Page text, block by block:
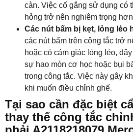
cản. Việc cố gắng sử dụng có
hỏng trở nên nghiêm trọng
Các nút bấm bị kẹt, lỏng lẻo
các nút bấm trên công tắc trở
hoặc có cảm giác lỏng lẻo,
sự hao mòn cơ học hoặc bụi
trong công tắc. Việc này gây
khi muốn điều chỉnh ghế.
Tại sao cần đặc biệt
thay thế công tắc